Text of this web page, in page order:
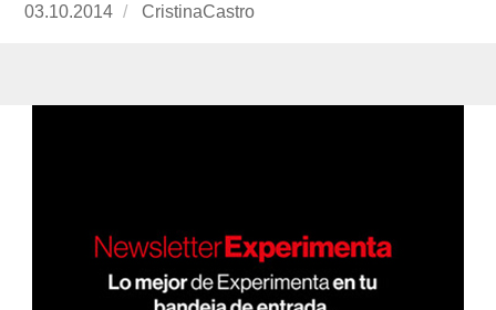
Publicado
03.10.2014 https://www.experimenta.es/author/
CristinaCastro